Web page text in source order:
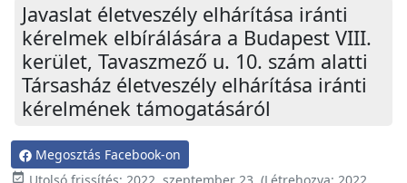
Javaslat életveszély elhárítása iránti
kérelmek elbírálására a Budapest VIII.
kerület, Tavaszmező u. 10. szám alatti
Társasház életveszély elhárítása iránti
kérelmének támogatásáról
Megosztás Facebook-on
event_available